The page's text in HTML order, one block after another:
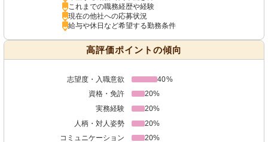
これまでの職務経歴や経験
現在の他社への応募状況
給与や休日など希望する勤務条件
高評価ポイントの傾向
志望度・入職意欲
40%
資格・免許
20%
実務経験
20%
人柄・対人姿勢
20%
コミュニケーション
20%